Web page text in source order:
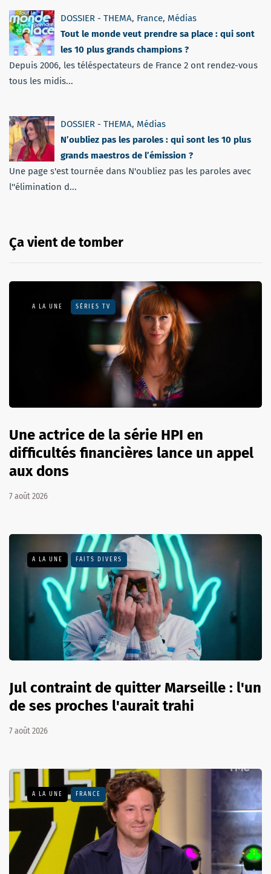
DOSSIER - THEMA, France, Médias
Tout le monde veut prendre sa place : qui sont
les 10 plus grands champions ?
Depuis 2006, les téléspectateurs de France 2 ont rendez-vous
tous les midis...
DOSSIER - THEMA, Médias
N’oubliez pas les paroles : qui sont les 10 plus
grands maestros de l’émission ?
Une page s'est tournée dans N'oubliez pas les paroles avec
l''élimination d...
Ça vient de tomber
A LA UNE SÉRIES TV
Une actrice de la série HPI en
difficultés financières lance un appel
aux dons
7 août 2026
A LA UNE FAITS DIVERS
Jul contraint de quitter Marseille : l'un
de ses proches l'aurait trahi
7 août 2026
A LA UNE FRANCE